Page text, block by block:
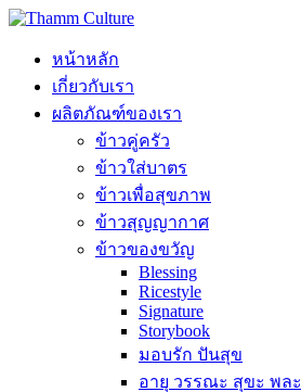
หน้าหลัก
เกี่ยวกับเรา
ผลิตภัณฑ์ของเรา
ข้าวคู่ครัว
ข้าวใส่บาตร
ข้าวเพื่อสุขภาพ
ข้าวสุญญากาศ
ข้าวของขวัญ
Blessing
Ricestyle
Signature
Storybook
มอบรัก ปันสุข
อายุ วรรณะ สุขะ พละ